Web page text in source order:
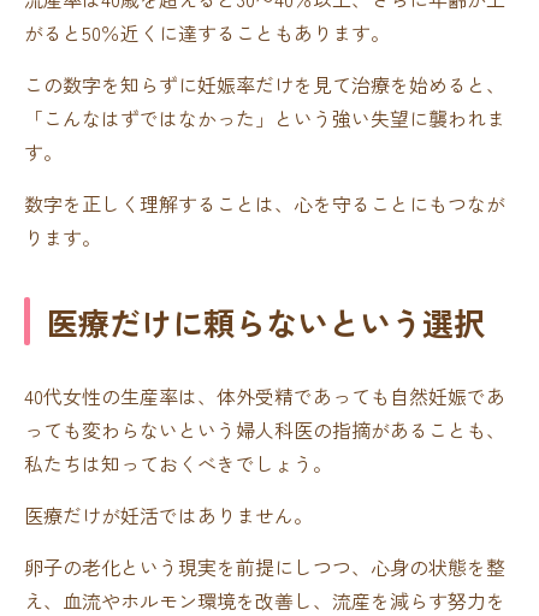
がると50％近くに達することもあります。
この数字を知らずに妊娠率だけを見て治療を始めると、
「こんなはずではなかった」という強い失望に襲われま
す。
数字を正しく理解することは、心を守ることにもつなが
ります。
医療だけに頼らないという選択
40代女性の生産率は、体外受精であっても自然妊娠であ
っても変わらないという婦人科医の指摘があることも、
私たちは知っておくべきでしょう。
医療だけが妊活ではありません。
卵子の老化という現実を前提にしつつ、心身の状態を整
え、血流やホルモン環境を改善し、流産を減らす努力を